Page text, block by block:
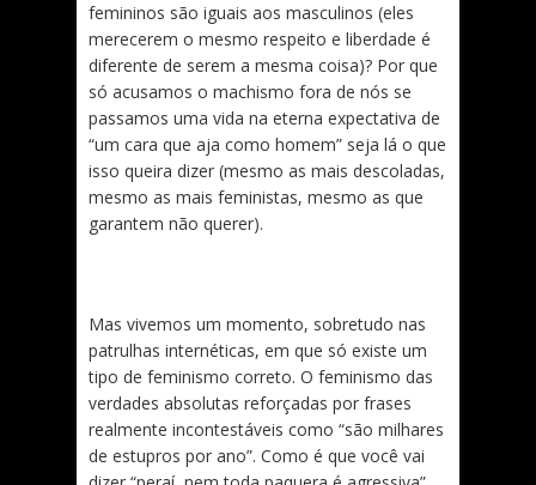
femininos são iguais aos masculinos (eles
merecerem o mesmo respeito e liberdade é
diferente de serem a mesma coisa)? Por que
só acusamos o machismo fora de nós se
passamos uma vida na eterna expectativa de
“um cara que aja como homem” seja lá o que
isso queira dizer (mesmo as mais descoladas,
mesmo as mais feministas, mesmo as que
garantem não querer).
Mas vivemos um momento, sobretudo nas
patrulhas internéticas, em que só existe um
tipo de feminismo correto. O feminismo das
verdades absolutas reforçadas por frases
realmente incontestáveis como “são milhares
de estupros por ano”. Como é que você vai